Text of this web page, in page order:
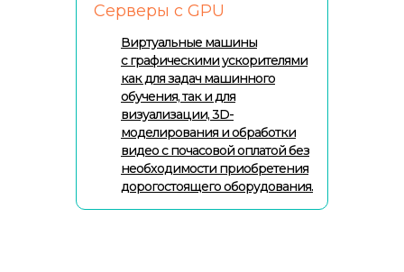
Виртуальные машины
с графическими ускорителями
как для задач машинного
обучения, так и для
визуализации, 3D-
моделирования и обработки
видео с почасовой оплатой без
необходимости приобретения
дорогостоящего оборудования.
Серверы с GPU